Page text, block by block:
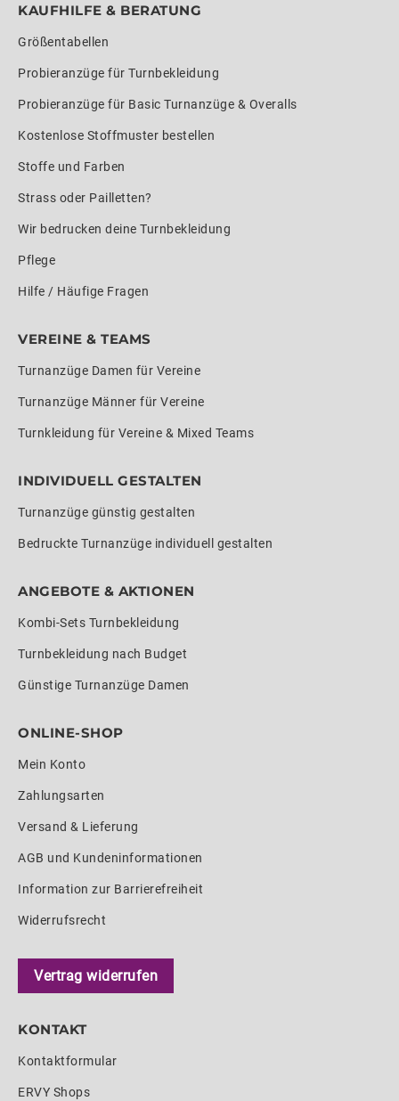
KAUFHILFE & BERATUNG
Größentabellen
Probieranzüge für Turnbekleidung
Probieranzüge für Basic Turnanzüge & Overalls
Kostenlose Stoffmuster bestellen
Stoffe und Farben
Strass oder Pailletten?
Wir bedrucken deine Turnbekleidung
Pflege
Hilfe / Häufige Fragen
VEREINE & TEAMS
Turnanzüge Damen für Vereine
Turnanzüge Männer für Vereine
Turnkleidung für Vereine & Mixed Teams
INDIVIDUELL GESTALTEN
Turnanzüge günstig gestalten
Bedruckte Turnanzüge individuell gestalten
ANGEBOTE & AKTIONEN
Kombi-Sets Turnbekleidung
Turnbekleidung nach Budget
Günstige Turnanzüge Damen
ONLINE-SHOP
Mein Konto
Zahlungsarten
Versand & Lieferung
AGB und Kundeninformationen
Information zur Barrierefreiheit
Widerrufsrecht
Vertrag widerrufen
KONTAKT
Kontaktformular
ERVY Shops